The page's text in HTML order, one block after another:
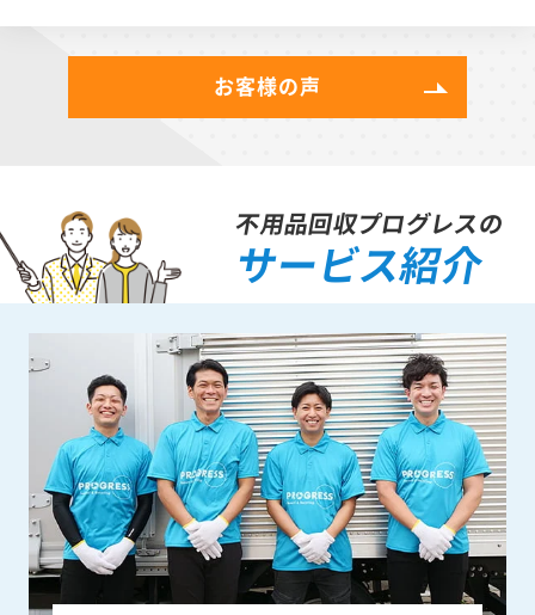
お客様の声
不用品回収プログレスの
サービス紹介